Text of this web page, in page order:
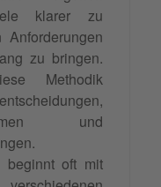
klarer zu
zu bringen.
Methodik
und
beginnt oft mit